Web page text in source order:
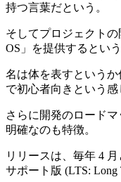
持つ言葉だという。
そしてプロジェクト
OS」を提供するという
名は体を表すという
で初心者向きという感
さらに開発のロード
明確なのも特徴。
リリースは、毎年 4
サポート版 (LTS: Long